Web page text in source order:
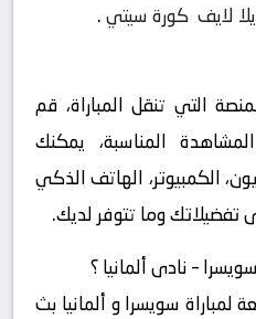
يلا لايف كورة سيتي.
التي تنقل المباراة، قم
المناسبة، يمكنك
الكمبيوتر، الهاتف الذكي
تفضيلاتك وما تتوفر لديك.
لمباراة سويسرا و ألمانيا بث